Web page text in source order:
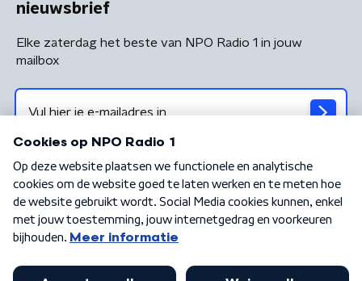
nieuwsbrief
Elke zaterdag het beste van NPO Radio 1 in jouw
mailbox
Algemene voorwaarden Privacybeleid